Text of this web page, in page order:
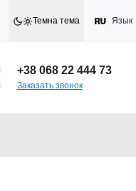
Темна тема Язык
+38 068 22 444 73
Заказать звонок